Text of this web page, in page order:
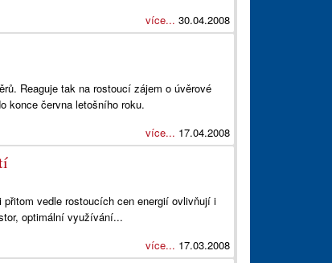
více... 30.04.2008
Reaguje tak na rostoucí zájem o úvěrové
konce června letošního roku.
více... 17.04.2008
vedle rostoucích cen energií ovlivňují i
optimální využívání...
více... 17.03.2008